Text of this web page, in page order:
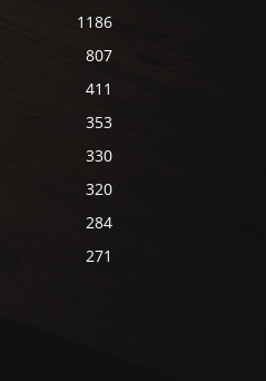
1186
807
411
353
330
320
284
271